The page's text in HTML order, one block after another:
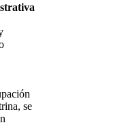
se